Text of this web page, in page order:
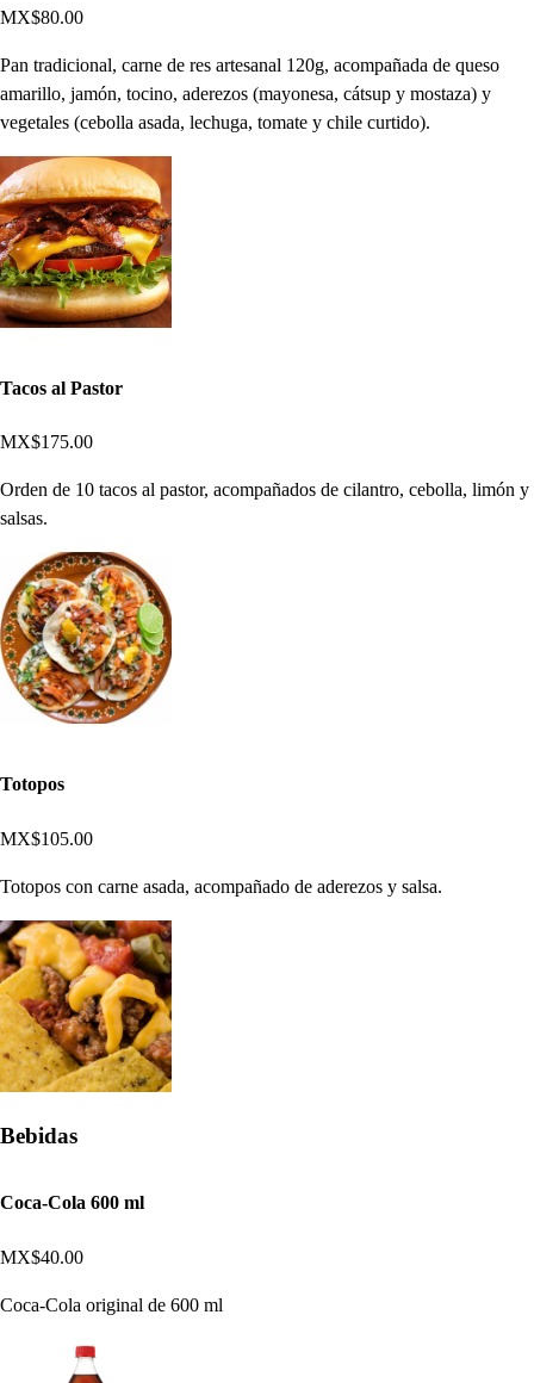
MX$80.00
Pan tradicional, carne de res artesanal 120g, acompañada de queso
amarillo, jamón, tocino, aderezos (mayonesa, cátsup y mostaza) y
vegetales (cebolla asada, lechuga, tomate y chile curtido).
Tacos al Pastor
MX$175.00
Orden de 10 tacos al pastor, acompañados de cilantro, cebolla, limón y
salsas.
Totopos
MX$105.00
Totopos con carne asada, acompañado de aderezos y salsa.
Bebidas
Coca-Cola 600 ml
MX$40.00
Coca-Cola original de 600 ml